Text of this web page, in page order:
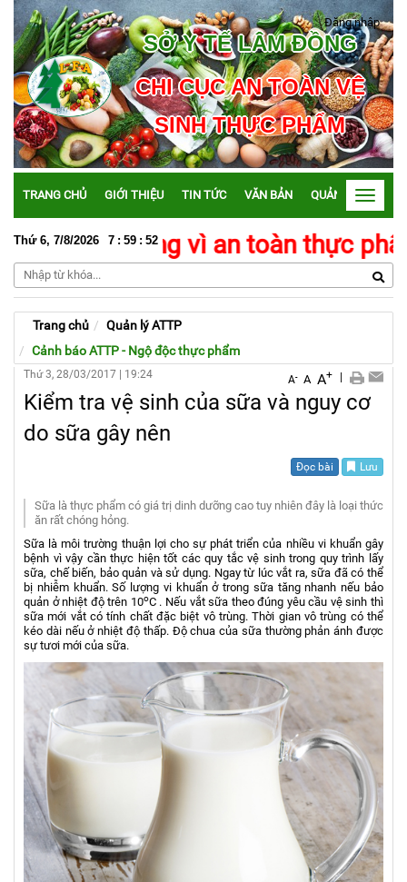
Đăng nhập
SỞ Y TẾ LÂM ĐỒNG
CHI CỤC AN TOÀN VỆ
SINH THỰC PHẨM
TRANG CHỦ GIỚI THIỆU TIN TỨC VĂN BẢN QUẢN LÝ ATTP
Toggle
Thứ 6, 7/8/2026 7 : 59 : 53
động vì an toàn thực phẩm:
Trang chủ
Quản lý ATTP
Cảnh báo ATTP - Ngộ độc thực phẩm
Thứ 3, 28/03/2017 19:24 A- A A+ |
Kiểm tra vệ sinh của sữa và nguy cơ
do sữa gây nên
Đọc bài Lưu
Sữa là thực phẩm có giá trị dinh dưỡng cao tuy nhiên đây là loại thức
ăn rất chóng hỏng.
Sữa là môi trường thuận lợi cho sự phát triển của nhiều vi khuẩn gây
bệnh vì vậy cần thực hiện tốt các quy tắc vệ sinh trong quy trình lấy
sữa, chế biến, bảo quản và sử dụng. Ngay từ lúc vắt ra, sữa đã có thể
bị nhiễm khuẩn. Số lượng vi khuẩn ở trong sữa tăng nhanh nếu bảo
quản ở nhiệt độ trên 10oC . Nếu vắt sữa theo đúng yêu cầu vệ sinh thì
sữa mới vắt có tính chất đặc biệt vô trùng. Thời gian vô trùng có thể
kéo dài nếu ở nhiệt độ thấp. Độ chua của sữa thường phản ánh được
sự tươi mới của sữa.